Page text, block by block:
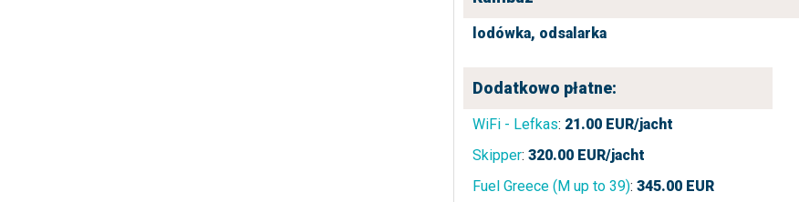
lodówka, odsalarka
Dodatkowo płatne:
WiFi - Lefkas: 21.00 EUR/jacht
Skipper: 320.00 EUR/jacht
Fuel Greece (M up to 39): 345.00 EUR